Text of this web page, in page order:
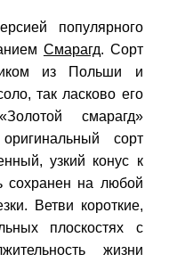
популярного
Смарагд. Сорт
из Польши и
так ласково его
смарагд»
сорт
узкий конус к
сохранен на любой
Ветви короткие,
плоскостях с
жизни